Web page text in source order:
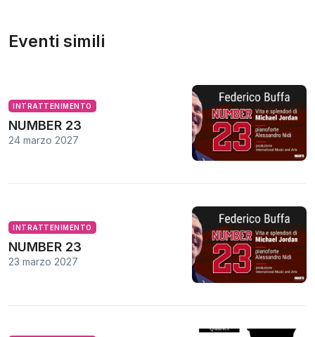
Eventi simili
INTRATTENIMENTO
NUMBER 23
24 marzo 2027
INTRATTENIMENTO
NUMBER 23
23 marzo 2027